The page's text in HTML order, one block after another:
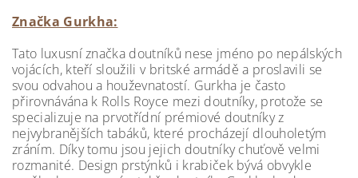
Značka Gurkha:
Tato luxusní značka doutníků nese jméno po nepálských
vojácích, kteří sloužili v britské armádě a proslavili se
svou odvahou a houževnatostí. Gurkha je často
přirovnávána k Rolls Royce mezi doutníky, protože se
specializuje na prvotřídní prémiové doutníky z
nejvybranějších tabáků, které procházejí dlouholetým
zráním. Díky tomu jsou jejich doutníky chuťově velmi
rozmanité. Design prstýnků i krabiček bývá obvykle